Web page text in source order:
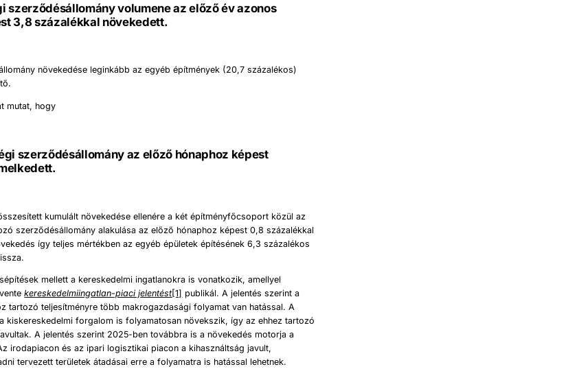
szerződésállomány volumene az előző év azonos
3,8 százalékkal növekedett.
növekedése leginkább az egyéb építmények (20,7 százalékos)
mutat, hogy
szerződésállomány az előző hónaphoz képest
kumulált növekedése ellenére a két építményfőcsoport közül az
szerződésállomány alakulása az előző hónaphoz képest 0,8 százalékkal
így teljes mértékben az egyéb épületek építésének 6,3 százalékos
mellett a kereskedelmi ingatlanokra is vonatkozik, amellyel
kereskedelmiingatlan-piaci jelentést[1] publikál. A jelentés szerint a
tartozó teljesítményre több makrogazdasági folyamat van hatással. A
kiskereskedelmi forgalom is folyamatosan növekszik, így az ehhez tartozó
A jelentés szerint 2025-ben továbbra is a növekedés motorja a
irodapiacon és az ipari logisztikai piacon a kihasználtság javult,
tervezett területek átadásai erre a folyamatra is hatással lehetnek.